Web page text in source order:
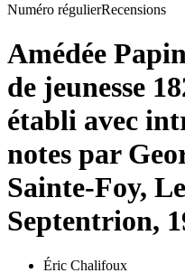
Numéro régulierRecensions
Amédée
de jeunesse
établi avec
notes par
Sainte-Foy,
Septentrion,
Éric Chalifoux